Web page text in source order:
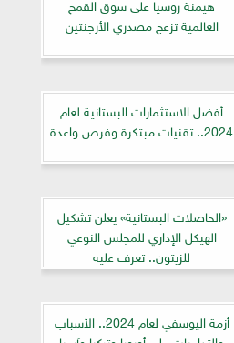
العالمية تزعج مصدري الأرجنتين
أفضل الاستثمارات البستانية لعام
2024.. تقنيات مبتكرة وفرص واعدة
«الحاصلات البستانية» يعلن تشكيل
الهيكل الإداري للمجلس النوعي
للزيتون.. تعرف عليه
أزمة اليوسفي لعام 2024.. الأسباب